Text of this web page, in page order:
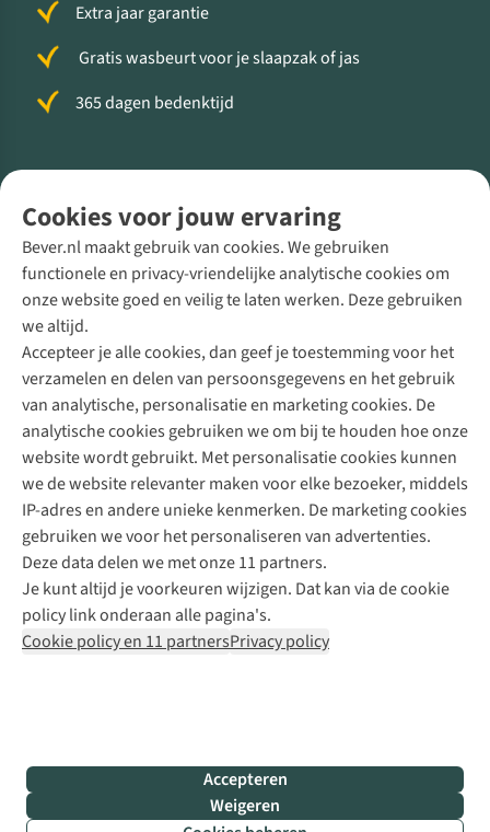
Cookies voor jouw ervaring
Bever.nl maakt gebruik van cookies. We gebruiken
functionele en privacy-vriendelijke analytische cookies om
onze website goed en veilig te laten werken. Deze gebruiken
we altijd.
Accepteer je alle cookies, dan geef je toestemming voor het
verzamelen en delen van persoonsgegevens en het gebruik
van analytische, personalisatie en marketing cookies. De
analytische cookies gebruiken we om bij te houden hoe onze
website wordt gebruikt. Met personalisatie cookies kunnen
we de website relevanter maken voor elke bezoeker, middels
IP-adres en andere unieke kenmerken. De marketing cookies
gebruiken we voor het personaliseren van advertenties.
Deze data delen we met onze 11 partners.
Je kunt altijd je voorkeuren wijzigen. Dat kan via de cookie
policy link onderaan alle pagina's.
Cookie policy en 11 partnersPrivacy policy
Accepteren
Weigeren
Extra jaar garantie
Gratis wasbeurt voor je slaapzak of jas
365 dagen bedenktijd
Direct advies van een Buitenexpert
+31 (0)85 888 50 88
+31 6 12 28 49 80
Contactformulier
Bever
B.V.